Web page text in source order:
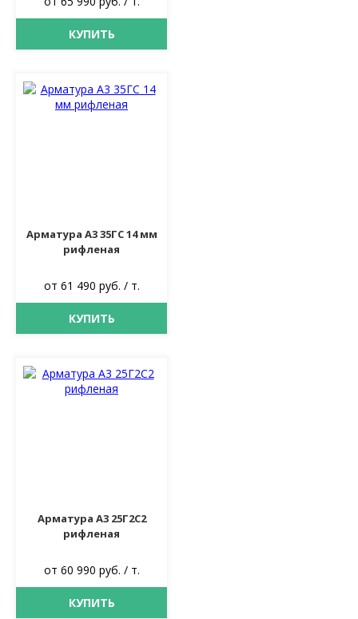
КУПИТЬ
Арматура А3 35ГС 14 мм
рифленая
от 61 490 руб. / т.
КУПИТЬ
Арматура А3 25Г2С2
рифленая
от 60 990 руб. / т.
КУПИТЬ